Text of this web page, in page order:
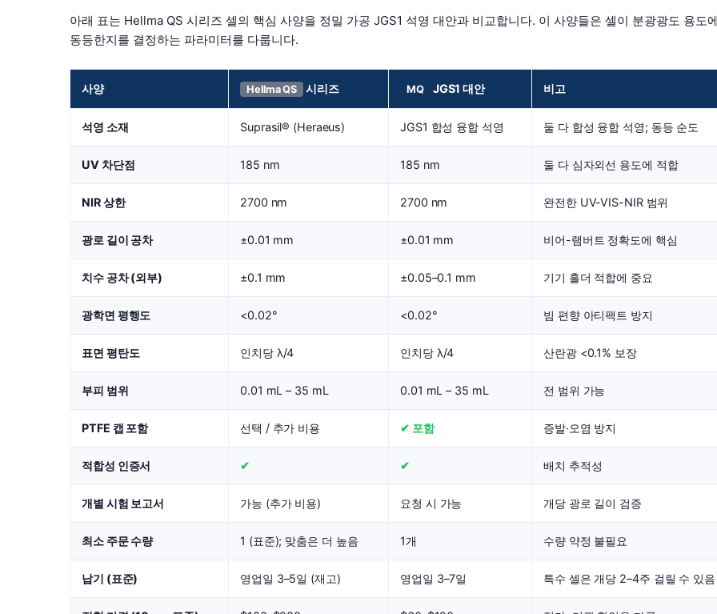
아래 표는 Hellma QS 시리즈 셀의 핵심 사양을 정밀 가공 JGS1 석영 대안과 비교합니다. 이 사양들은 셀이 분광광도 용도
동등한지를 결정하는 파라미터를 다룹니다.
사양 Hellma QS 시리즈 MQ JGS1 대안 비고
석영 소재 Suprasil® (Heraeus) JGS1 합성 융합 석영 둘 다 합성 융합 석영; 동등 순도
UV 차단점 185 nm 185 nm 둘 다 심자외선 용도에 적합
NIR 상한 2700 nm 2700 nm 완전한 UV-VIS-NIR 범위
광로 길이 공차 ±0.01 mm ±0.01 mm 비어-램버트 정확도에 핵심
치수 공차 (외부) ±0.1 mm ±0.05–0.1 mm 기기 홀더 적합에 중요
광학면 평행도 <0.02° <0.02° 빔 편향 아티팩트 방지
표면 평탄도 인치당 λ/4 인치당 λ/4 산란광 <0.1% 보장
부피 범위 0.01 mL – 35 mL 0.01 mL – 35 mL 전 범위 가능
PTFE 캡 포함 선택 / 추가 비용 ✔ 포함 증발·오염 방지
적합성 인증서 ✔ ✔ 배치 추적성
개별 시험 보고서 가능 (추가 비용) 요청 시 가능 개당 광로 길이 검증
최소 주문 수량 1 (표준); 맞춤은 더 높음 1개 수량 약정 불필요
납기 (표준) 영업일 3–5일 (재고) 영업일 3–7일 특수 셀은 개당 2–4주 걸릴 수 있음